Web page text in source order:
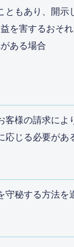
もあり、開示
を害するおそ
ある場合
様の請求に
じる必要が
秘する方法